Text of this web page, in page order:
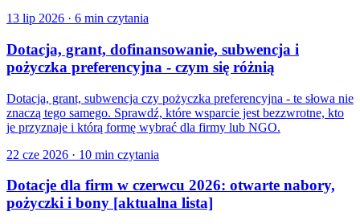
13 lip 2026 · 6 min czytania
Dotacja, grant, dofinansowanie, subwencja i
pożyczka preferencyjna - czym się różnią
Dotacja, grant, subwencja czy pożyczka preferencyjna - te słowa nie
znaczą tego samego. Sprawdź, które wsparcie jest bezzwrotne, kto
je przyznaje i którą formę wybrać dla firmy lub NGO.
22 cze 2026 · 10 min czytania
Dotacje dla firm w czerwcu 2026: otwarte nabory,
pożyczki i bony [aktualna lista]